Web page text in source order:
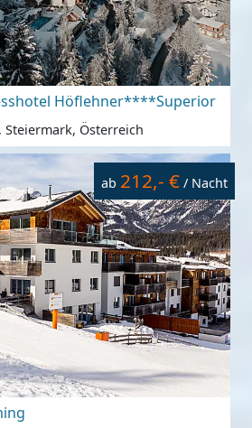
Höflehner****Superior
Steiermark, Österreich
ab 212,- € / Nacht